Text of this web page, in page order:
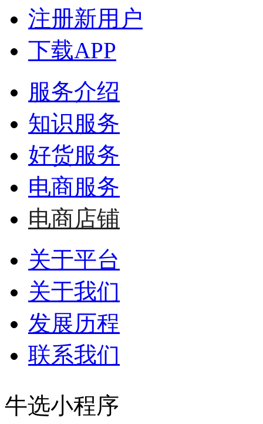
注册新用户
下载APP
服务介绍
知识服务
好货服务
电商服务
电商店铺
关于平台
关于我们
发展历程
联系我们
牛选小程序